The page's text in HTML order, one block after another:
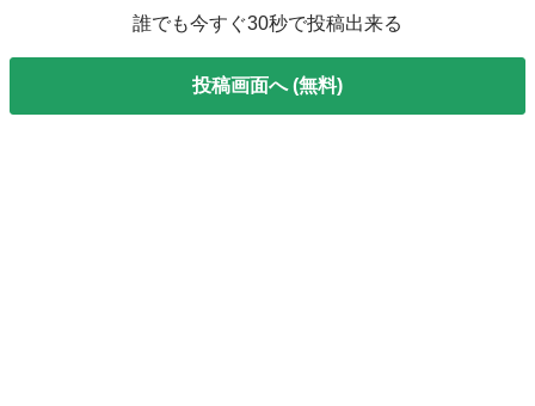
誰でも今すぐ30秒で投稿出来る
投稿画面へ (無料)